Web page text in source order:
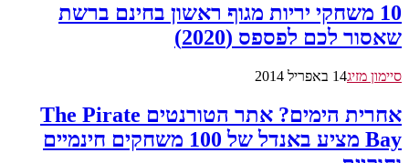
10 משחקי יריות מגוף ראשון בחינם ברשת
שאסור לכם לפספס (2020)
סיימון מזיג14 באפריל 2014
אחרית הימים? אתר הטורנטים The Pirate
Bay מציע באנדל של 100 משחקים חינמיים